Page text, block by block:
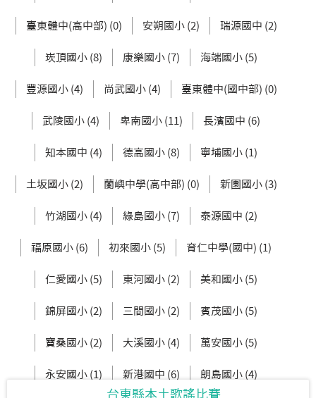
臺東體中(高中部) (0) 安朔國小 (2) 瑞源國中 (2)
崁頂國小 (8) 康樂國小 (7) 海端國小 (5)
豐源國小 (4) 尚武國小 (4) 臺東體中(國中部) (0)
武陵國小 (4) 卑南國小 (11) 長濱國中 (6)
知本國中 (4) 德高國小 (8) 寧埔國小 (1)
土坂國小 (2) 蘭嶼中學(高中部) (0) 新園國小 (3)
竹湖國小 (4) 綠島國小 (7) 泰源國中 (2)
福原國小 (6) 初來國小 (5) 育仁中學(國中) (1)
仁愛國小 (5) 東河國小 (2) 美和國小 (5)
錦屏國小 (2) 三間國小 (2) 賓茂國小 (5)
寶桑國小 (2) 大溪國小 (4) 萬安國小 (5)
永安國小 (1) 新港國中 (6) 朗島國小 (4)
台東縣本土歌謠比賽